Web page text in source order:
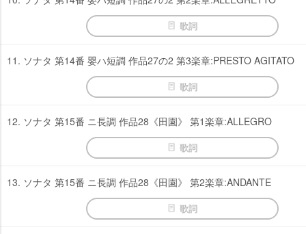
歌詞
11. ソナタ 第14番 嬰ハ短調 作品27の2 第3楽章:PRESTO AGITATO
歌詞
12. ソナタ 第15番 ニ長調 作品28《田園》 第1楽章:ALLEGRO
歌詞
13. ソナタ 第15番 ニ長調 作品28《田園》 第2楽章:ANDANTE
歌詞